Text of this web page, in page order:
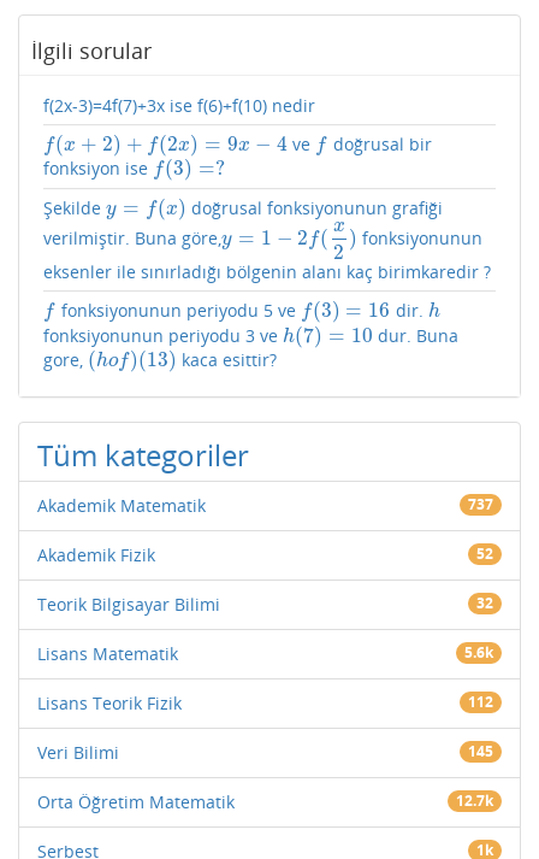
İlgili sorular
f(2x-3)=4f(7)+3x ise f(6)+f(10) nedir
f(x + 2) + f(2x) = 9x − 4
f(x+2 )+ (2x )=9 x−4 ve f
f doğrusal bir
fonksiyon ise f(3) =?
f(3)=?
Şekilde y = f(x)
y= f(x
doğrusal fonksiyonunun grafiği
verilmiştir. Buna göre,y = 1 − 2 f( x
2
)
y= 1− 2f (x2 )
fonksiyonunun
eksenler ile sınırladığı bölgenin alanı kaç birimkaredir ?
f
f fonksiyonunun periyodu 5 ve f(3) = 16
f(3)=16 dir. h
h
fonksiyonunun periyodu 3 ve h(7) = 10
h(7)= 10
dur. Buna
gore, (hof)(13)
(hof)(13) kaca esittir?
Tüm kategoriler
Akademik Matematik 737
Akademik Fizik 52
Teorik Bilgisayar Bilimi 32
Lisans Matematik 5.6k
Lisans Teorik Fizik 112
Veri Bilimi 145
Orta Öğretim Matematik 12.7k
Serbest 1k